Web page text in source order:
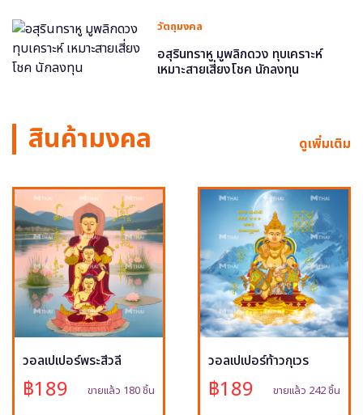
วัตถุมงคล
อสุรินทราหู มูพลิกดวง ทุบเคราะห์
เหมาะสายเสี่ยงโชค นักลงทุน
สินค้ามงคล ดูเพิ่มเติม
วอลเปเปอร์พระสีวลี
฿189 ขายแล้ว 180 ชิ้น
วอลเปเปอร์ท้าวกุเวร
฿189 ขายแล้ว 242 ชิ้น